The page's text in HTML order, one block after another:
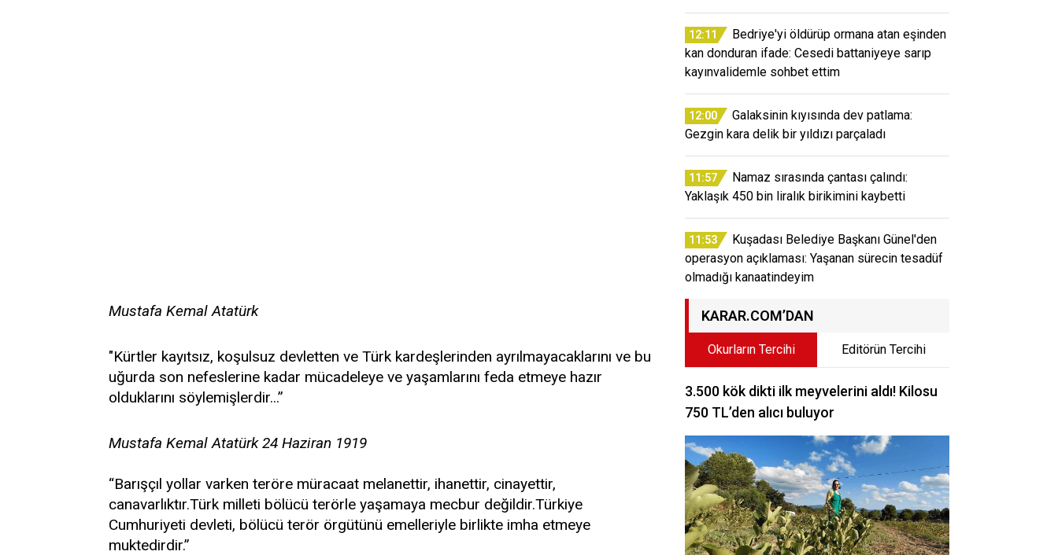
Mustafa Kemal Atatürk
"Kürtler kayıtsız, koşulsuz devletten ve Türk kardeşlerinden ayrılmayacaklarını ve bu
uğurda son nefeslerine kadar mücadeleye ve yaşamlarını feda etmeye hazır
olduklarını söylemişlerdir...”
Mustafa Kemal Atatürk 24 Haziran 1919
“Barışçıl yollar varken teröre müracaat melanettir, ihanettir, cinayettir,
canavarlıktır.Türk milleti bölücü terörle yaşamaya mecbur değildir.Türkiye
Cumhuriyeti devleti, bölücü terör örgütünü emelleriyle birlikte imha etmeye
muktedirdir.”
12:11
Bedriye'yi öldürüp ormana atan eşinden
kan donduran ifade: Cesedi battaniyeye sarıp
kayınvalidemle sohbet ettim
12:00
Galaksinin kıyısında dev patlama:
Gezgin kara delik bir yıldızı parçaladı
11:57
Namaz sırasında çantası çalındı:
Yaklaşık 450 bin liralık birikimini kaybetti
11:53
Kuşadası Belediye Başkanı Günel'den
operasyon açıklaması: Yaşanan sürecin tesadüf
olmadığı kanaatindeyim
KARAR.COM’DAN
Okurların Tercihi Editörün Tercihi
3.500 kök dikti ilk meyvelerini aldı! Kilosu
750 TL’den alıcı buluyor